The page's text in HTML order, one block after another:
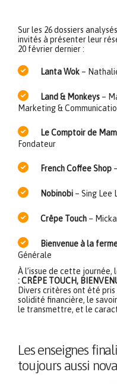
Sur les 26 dossiers
invités à présenter leur
20 février dernier :
Lanta Wok –
Land & Monkeys –
Marketing &
Le Comptoir de
Fondateur
French Coffee Shop
Nobinobi – Sing Lee
Crêpe Touch –
Bienvenue à la
Générale
À l’issue de cette journée,
: CRÊPE TOUCH,
Divers critères ont été
solidité financière, le
le transmettre, et le
Les enseignes
toujours aussi